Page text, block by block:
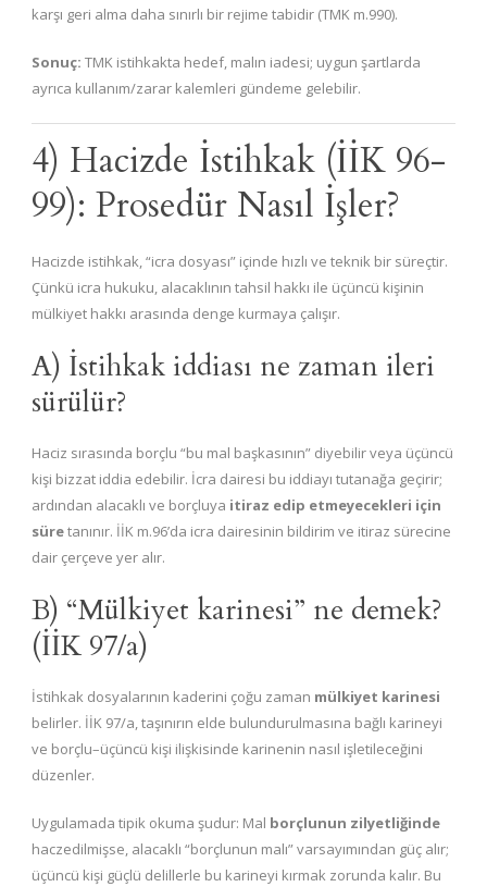
karşı geri alma daha sınırlı bir rejime tabidir (TMK m.990).
Sonuç: TMK istihkakta hedef, malın iadesi; uygun şartlarda
ayrıca kullanım/zarar kalemleri gündeme gelebilir.
4) Hacizde İstihkak (İİK 96-
99): Prosedür Nasıl İşler?
Hacizde istihkak, “icra dosyası” içinde hızlı ve teknik bir süreçtir.
Çünkü icra hukuku, alacaklının tahsil hakkı ile üçüncü kişinin
mülkiyet hakkı arasında denge kurmaya çalışır.
A) İstihkak iddiası ne zaman ileri
sürülür?
Haciz sırasında borçlu “bu mal başkasının” diyebilir veya üçüncü
kişi bizzat iddia edebilir. İcra dairesi bu iddiayı tutanağa geçirir;
ardından alacaklı ve borçluya itiraz edip etmeyecekleri için
süretanınır. İİK m.96’da icra dairesinin bildirim ve itiraz sürecine
dair çerçeve yer alır.
B) “Mülkiyet karinesi” ne demek?
(İİK 97/a)
İstihkak dosyalarının kaderini çoğu zaman mülkiyet karinesi
belirler. İİK 97/a, taşınırın elde bulundurulmasına bağlı karineyi
ve borçlu–üçüncü kişi ilişkisinde karinenin nasıl işletileceğini
düzenler.
Uygulamada tipik okuma şudur: Mal borçlunun zilyetliğinde
haczedilmişse, alacaklı “borçlunun malı” varsayımından güç alır;
üçüncü kişi güçlü delillerle bu karineyi kırmak zorunda kalır. Bu